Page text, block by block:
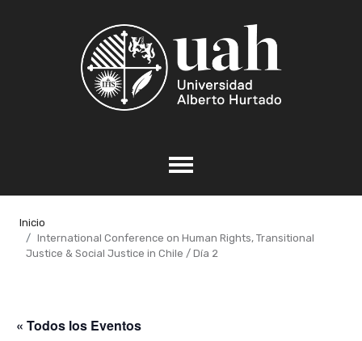
Inicio
International Conference on Human Rights, Transitional
Justice & Social Justice in Chile / Día 2
« Todos los Eventos